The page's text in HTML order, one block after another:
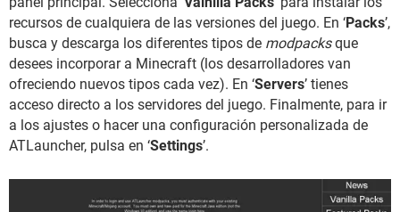
recursos de cualquiera de las versiones del juego. En ‘Packs’,
busca y descarga los diferentes tipos de modpacksque
desees incorporar a Minecraft (los desarrolladores van
ofreciendo nuevos tipos cada vez). En ‘Servers’ tienes
acceso directo a los servidores del juego. Finalmente, para ir
a los ajustes o hacer una configuración personalizada de
ATLauncher, pulsa en ‘Settings’.